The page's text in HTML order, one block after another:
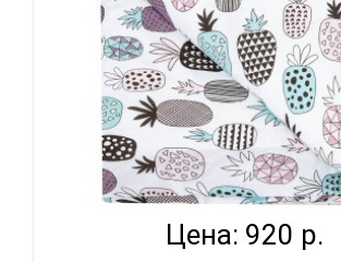
ВОМБАТИК CLASSIC COLLECTION
ПОДОДЕЯЛЬН...
Цена: 920 р.